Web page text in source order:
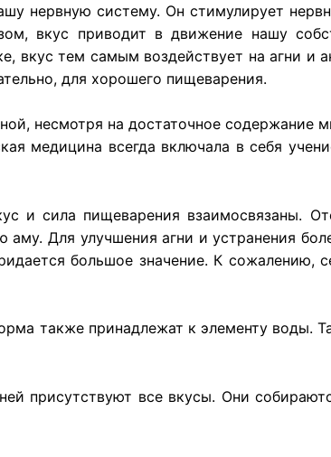
нервную систему. Он стимулирует
вкус приводит в движение нашу
вкус тем самым воздействует на агни и
для хорошего пищеварения.
несмотря на достаточное содержание
медицина всегда включала в себя
и сила пищеварения взаимосвязаны.
Для улучшения агни и устранения
большое значение. К сожалению,
также принадлежат к элементу воды.
присутствуют все вкусы. Они